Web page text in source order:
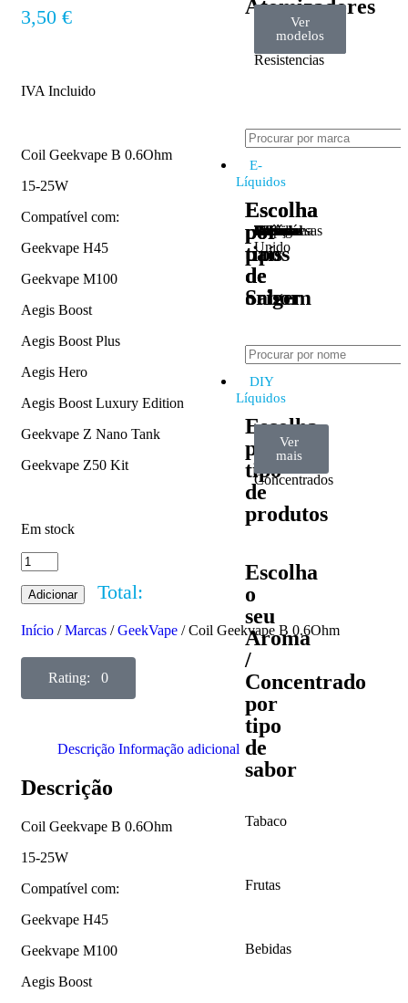
Atomizadores
Claromizadores
Ver
modelos
Reconstruíveis
Ver
modelos
Resistencias
Ver
modelos
E-
Líquidos
Escolha
por
tipos
de
Sabor
Tabaco
Frutas
Bebidas
Frescos
Sobremesas
Escolha
por
país
de
origem
Portugal
Alemanha
USA
Reino
Unido
Canadá
França
Malásia
Filipinas
Espanha
Polónia
Grécia
DIY
Líquidos
Escolha
por
tipo
de
produtos
Aromas
/
Concentrados
Ver
todos
BasesVer
mais
Accesorios
Ver
mais
Escolha
o
seu
Aroma
/
Concentrado
por
tipo
de
sabor
Tabaco
Frutas
Bebidas
3,50 €
IVA Incluido
Coil Geekvape B 0.6Ohm
15-25W
Compatível com:
Geekvape H45
Geekvape M100
Aegis Boost
Aegis Boost Plus
Aegis Hero
Aegis Boost Luxury Edition
Geekvape Z Nano Tank
Geekvape Z50 Kit
Em stock
Adicionar Total:
Início /Marcas /GeekVape / Coil Geekvape B 0.6Ohm
Rating: 0
Descrição Informação adicional
Descrição
Coil Geekvape B 0.6Ohm
15-25W
Compatível com:
Geekvape H45
Geekvape M100
Aegis Boost